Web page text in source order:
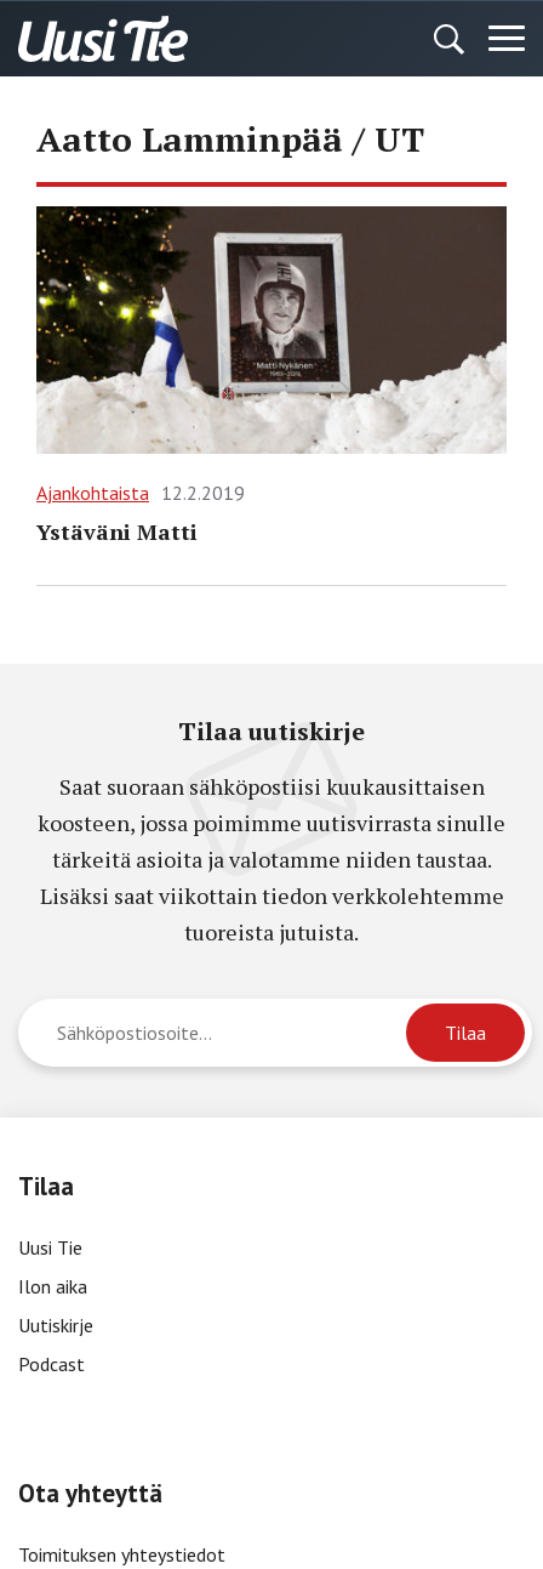
Aatto Lamminpää / UT
Ajankohtaista 12.2.2019
Ystäväni Matti
Tilaa uutiskirje
Saat suoraan sähköpostiisi kuukausittaisen
koosteen, jossa poimimme uutisvirrasta sinulle
tärkeitä asioita ja valotamme niiden taustaa.
Lisäksi saat viikottain tiedon verkkolehtemme
tuoreista jutuista.
Tilaa
Uusi Tie
Ilon aika
Uutiskirje
Podcast
Ota yhteyttä
Toimituksen yhteystiedot